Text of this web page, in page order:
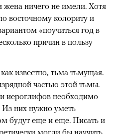
ничего не имели. Хотя
восточному колориту и
«поучиться год в
причин в пользу
известно, тьма тьмущая.
частью этой тьмы.
иероглифов необходимо
Из них нужно уметь
будут еще и еще. Писать и
могли бы научить